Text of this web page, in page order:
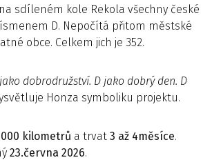
sdíleném kole Rekola všechny české
D. Nepočítá přitom městské
obce. Celkem jich je 352.
dobrodružství. D jako dobrý den. D
Honza symboliku projektu.
kilometrů a trvat 3 až 4měsíce.
23.června 2026.